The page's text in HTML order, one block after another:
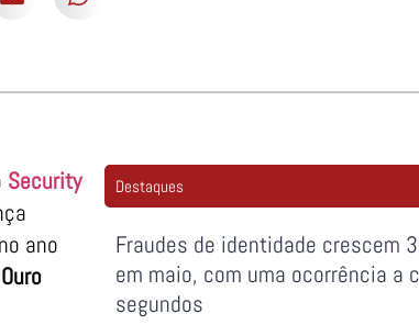
Security
ano
Destaques
Fraudes de identidade crescem
em maio, com uma ocorrência a
segundos